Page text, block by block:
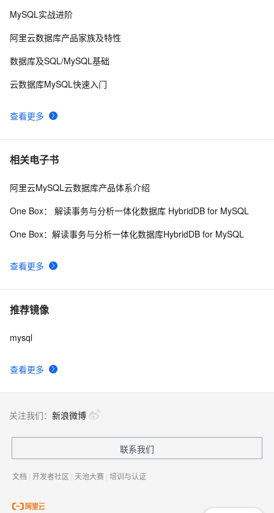
10Script:收集数据库中用户的角色和表空间等信息
查看更多
MySQL实战进阶
阿里云数据库产品家族及特性
数据库及SQL/MySQL基础
云数据库MySQL快速入门
相关电子书
查看更多
阿里云MySQL云数据库产品体系介绍
One Box： 解读事务与分析一体化数据库 HybridDB for MySQL
One Box：解读事务与分析一体化数据库HybridDB for MySQL
推荐镜像
查看更多
mysql
关注我们： 新浪微博
联系我们
文档 | 开发者社区 | 天池大赛 | 培训与认证